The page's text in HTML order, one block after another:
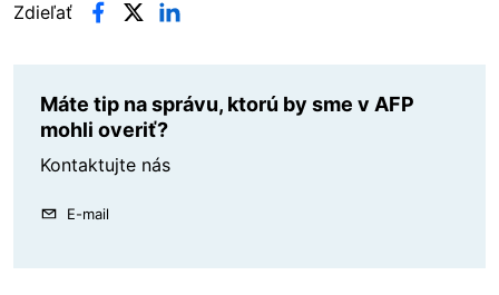
Zdieľať
Máte tip na správu, ktorú by sme v AFP
mohli overiť?
Kontaktujte nás
E-mail